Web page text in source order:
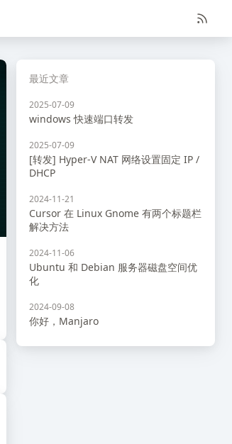
最近文章
2025-07-09
windows 快速端口转发
2025-07-09
[转发] Hyper-V NAT 网络设置固定 IP /
DHCP
2024-11-21
Cursor 在 Linux Gnome 有两个标题栏
解决方法
2024-11-06
Ubuntu 和 Debian 服务器磁盘空间优
化
2024-09-08
你好，Manjaro